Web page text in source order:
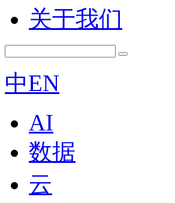
关于我们
中EN
AI
数据
云